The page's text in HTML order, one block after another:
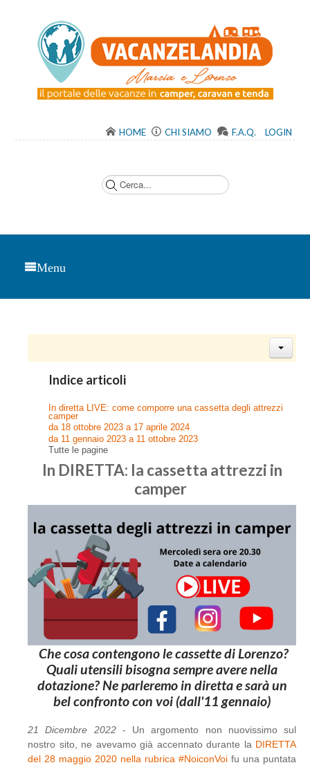
HOME CHI SIAMO F.A.Q. LOGIN
Menu
Indice articoli
In diretta LIVE: come comporre una cassetta degli attrezzi
camper
da 18 ottobre 2023 a 17 aprile 2024
da 11 gennaio 2023 a 11 ottobre 2023
Tutte le pagine
In DIRETTA: la cassetta attrezzi in
camper
Che cosa contengono le cassette di Lorenzo?
Quali utensili bisogna sempre avere nella
dotazione? Ne parleremo in diretta e sarà un
bel confronto con voi (dall'11 gennaio)
21 Dicembre 2022- Un argomento non nuovissimo sul
nostro sito, ne avevamo già accennato durante la DIRETTA
del 28 maggio 2020 nella rubrica #NoiconVoi fu una puntata